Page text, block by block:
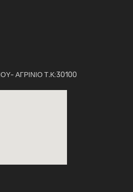
ΑΓΡΙΝΙΟ Τ.Κ:30100